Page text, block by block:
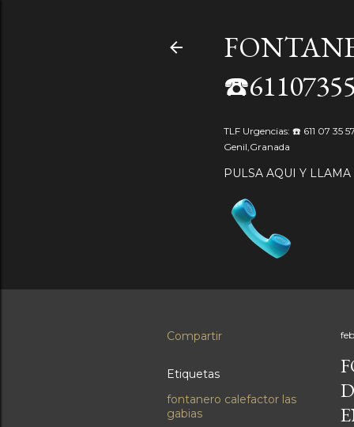
TLF Urgencias: ☎️ 611 07 35
Genil,Granada
PULSA AQUI Y
Compartir
Etiquetas
fontanero calefactor las
gabias